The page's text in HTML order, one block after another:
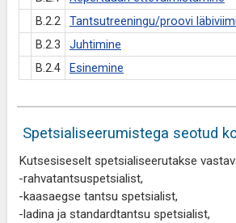
B.2.2
Tantsutreeningu/proovi
B.2.3
Juhtimine
B.2.4
Esinemine
Spetsialiseerumistega seotud
Kutsesiseselt spetsialiseerutakse
-rahvatantsuspetsialist,
-kaasaegse tantsu spetsialist,
-ladina ja standardtantsu spetsialist,